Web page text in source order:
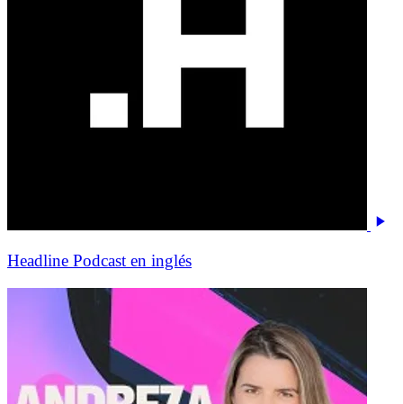
Headline Podcast en inglés